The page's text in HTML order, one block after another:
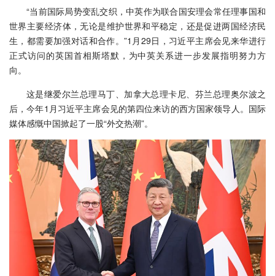
“当前国际局势变乱交织，中英作为联合国安理会常任理事国和
世界主要经济体，无论是维护世界和平稳定，还是促进两国经济民
生，都需要加强对话和合作。”1月29日，习近平主席会见来华进行
正式访问的英国首相斯塔默，为中英关系进一步发展指明努力方
向。
这是继爱尔兰总理马丁、加拿大总理卡尼、芬兰总理奥尔波之
后，今年1月习近平主席会见的第四位来访的西方国家领导人。国际
媒体感慨中国掀起了一股“外交热潮”。